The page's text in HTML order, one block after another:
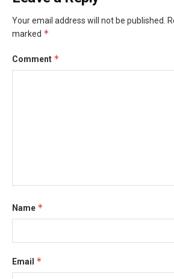
Your email address will not be published.
marked *
Comment *
Name *
Email *